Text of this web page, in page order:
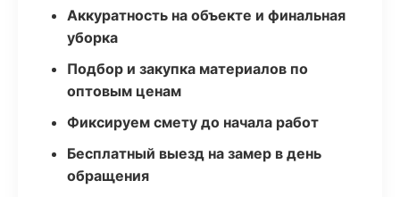
Аккуратность на объекте и финальная
уборка
Подбор и закупка материалов по
оптовым ценам
Фиксируем смету до начала работ
Бесплатный выезд на замер в день
обращения